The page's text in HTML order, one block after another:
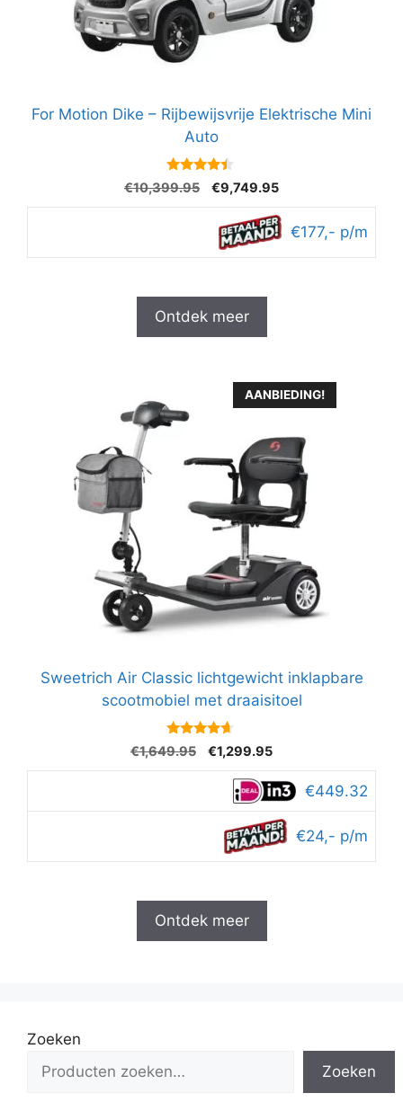
For Motion Dike – Rijbewijsvrije Elektrische Mini
Auto
4.3
van 5
€10,399.95
Oorspronkelijke
prijs
was:
€10,399.95.
€9,749.95Huidige
prijs
is:
€9,749.95.
€177,- p/m
Ontdek meer
AANBIEDING!
Sweetrich Air Classic lichtgewicht inklapbare
scootmobiel met draaisitoel
4.5
van 5
€1,649.95
Oorspronkelijke
prijs
was:
€1,649.95.
€1,299.95Huidige
prijs
is:
€1,299.95.
€449.32
€24,- p/m
Ontdek meer
Zoeken
Zoeken